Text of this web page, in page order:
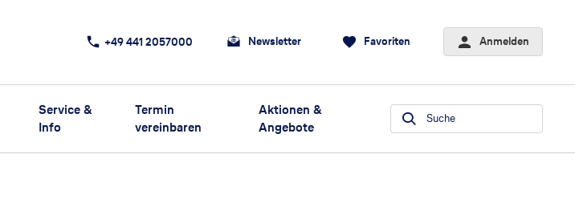
+49 441 2057000 Newsletter Favoriten Anmelden
Service &
Info
Termin
vereinbaren
Aktionen &
Angebote
Suche